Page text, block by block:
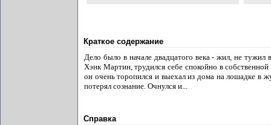
Краткое содержание
Дело было в начале двадцатого века - жил, не
Хэнк Мартин, трудился себе спокойно в
он очень торопился и выехал из дома на лошадке в
потерял сознание. Очнулся и...
Справка